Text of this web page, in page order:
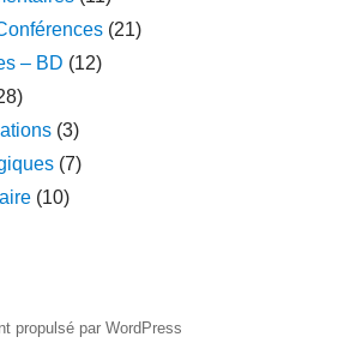
(21)
– BD (12)
(3)
(7)
(10)
propulsé par WordPress